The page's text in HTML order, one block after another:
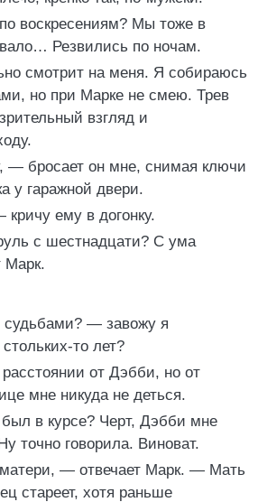
воскресениям? Мы тоже в
Резвились по ночам.
смотрит на меня. Я собираюсь
но при Марке не смею. Трев
взгляд и
— бросает он мне, снимая ключи
у гаражной двери.
ему в догонку.
с шестнадцати? С ума
— завожу я
то лет?
от Дэбби, но от
мне никуда не деться.
в курсе? Черт, Дэбби мне
точно говорила. Виноват.
— отвечает Марк. — Мать
стареет, хотя раньше